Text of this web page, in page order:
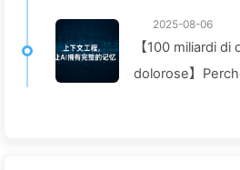
2025-08-06
【100 miliardi
dolorose】